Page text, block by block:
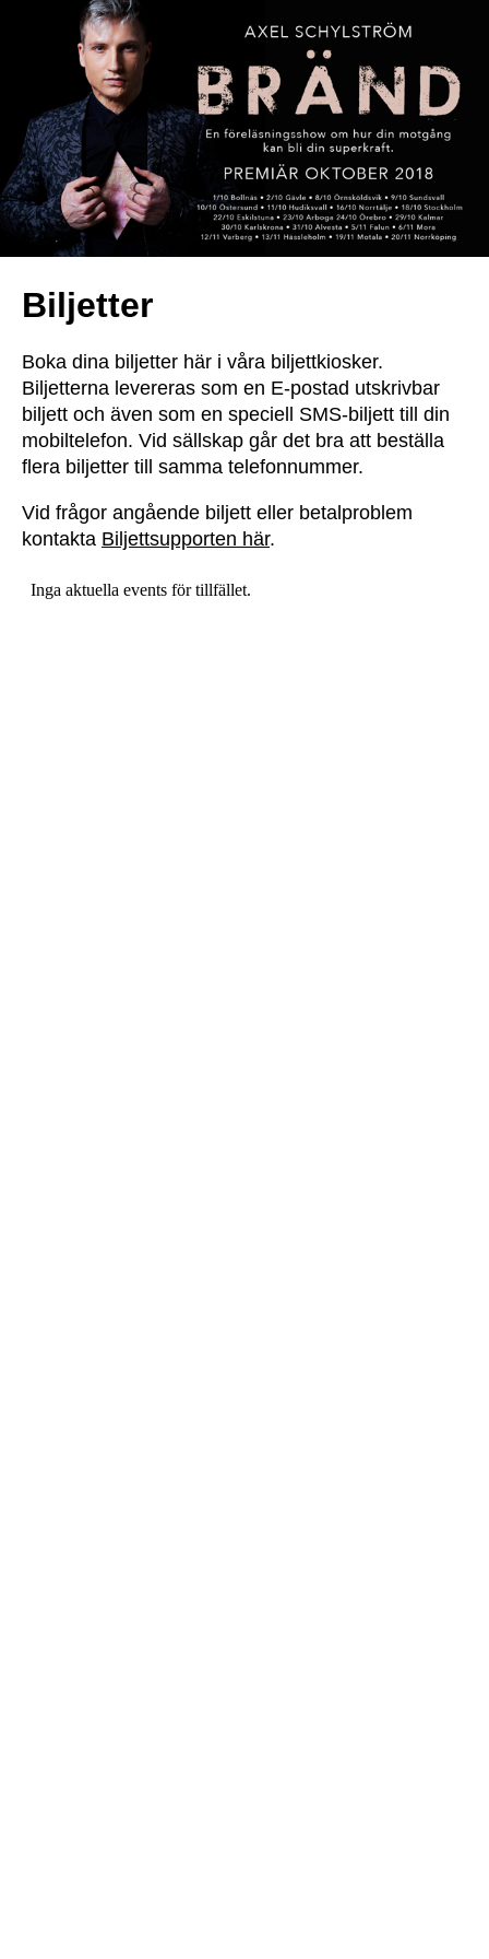
Biljetter
Boka dina biljetter här i våra biljettkiosker.
Biljetterna levereras som en E-postad utskrivbar
biljett och även som en speciell SMS-biljett till din
mobiltelefon. Vid sällskap går det bra att beställa
flera biljetter till samma telefonnummer.
Vid frågor angående biljett eller betalproblem
kontakta Biljettsupporten här.